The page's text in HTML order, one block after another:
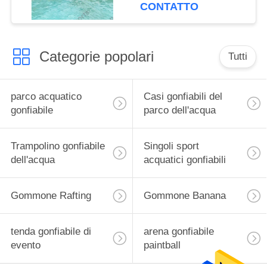
CONTATTO
Categorie popolari Tutti
parco acquatico
gonfiabile
Casi gonfiabili del
parco dell'acqua
Trampolino gonfiabile
dell'acqua
Singoli sport
acquatici gonfiabili
Gommone Rafting Gommone Banana
tenda gonfiabile di
evento
arena gonfiabile
paintball